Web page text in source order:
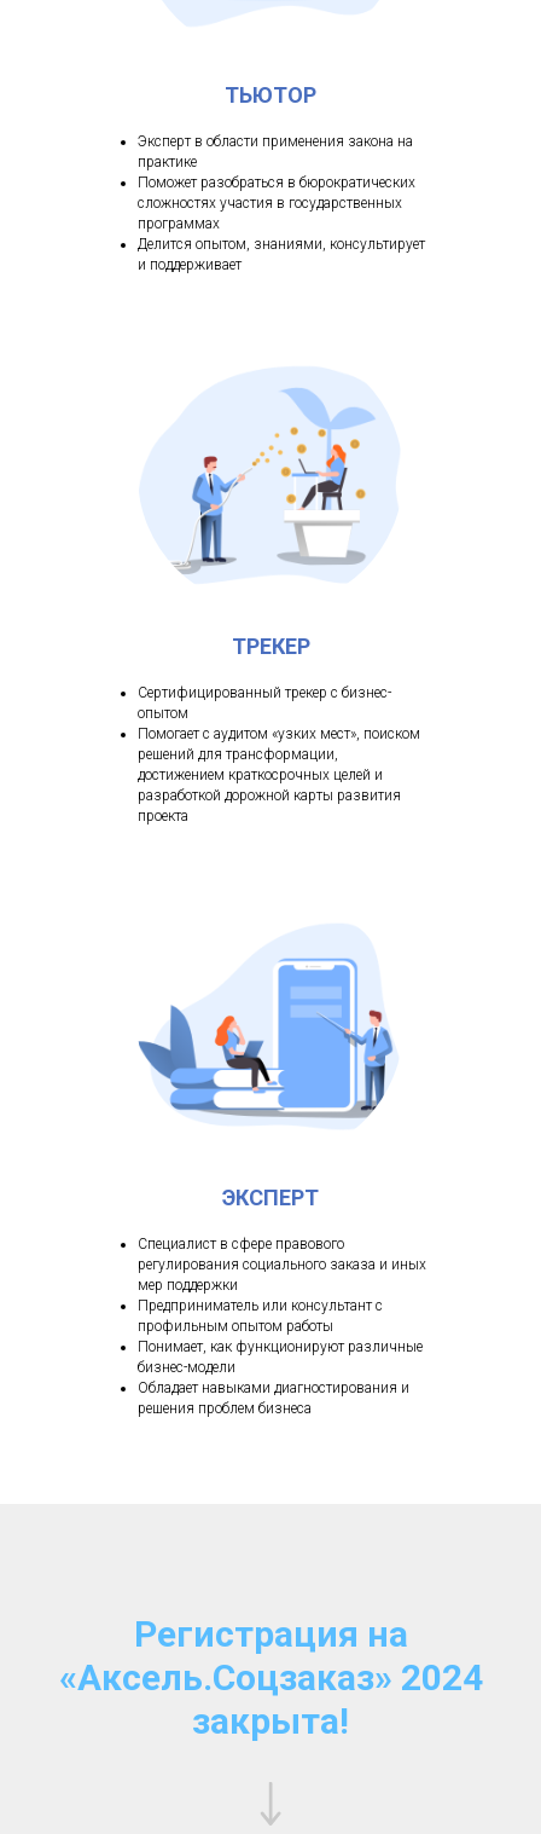
ТЬЮТОР
Эксперт в области применения закона на
практике
Поможет разобраться в бюрократических
сложностях участия в государственных
программах
Делится опытом, знаниями, консультирует
и поддерживает
ТРЕКЕР
Сертифицированный трекер с бизнес-
опытом
Помогает с аудитом «узких мест», поиском
решений для трансформации,
достижением краткосрочных целей и
разработкой дорожной карты развития
проекта
ЭКСПЕРТ
Специалист в сфере правового
регулирования социального заказа и иных
мер поддержки
Предприниматель или консультант с
профильным опытом работы
Понимает, как функционируют различные
бизнес-модели
Обладает навыками диагностирования и
решения проблем бизнеса
Регистрация на
«Аксель.Соцзаказ» 2024
закрыта!